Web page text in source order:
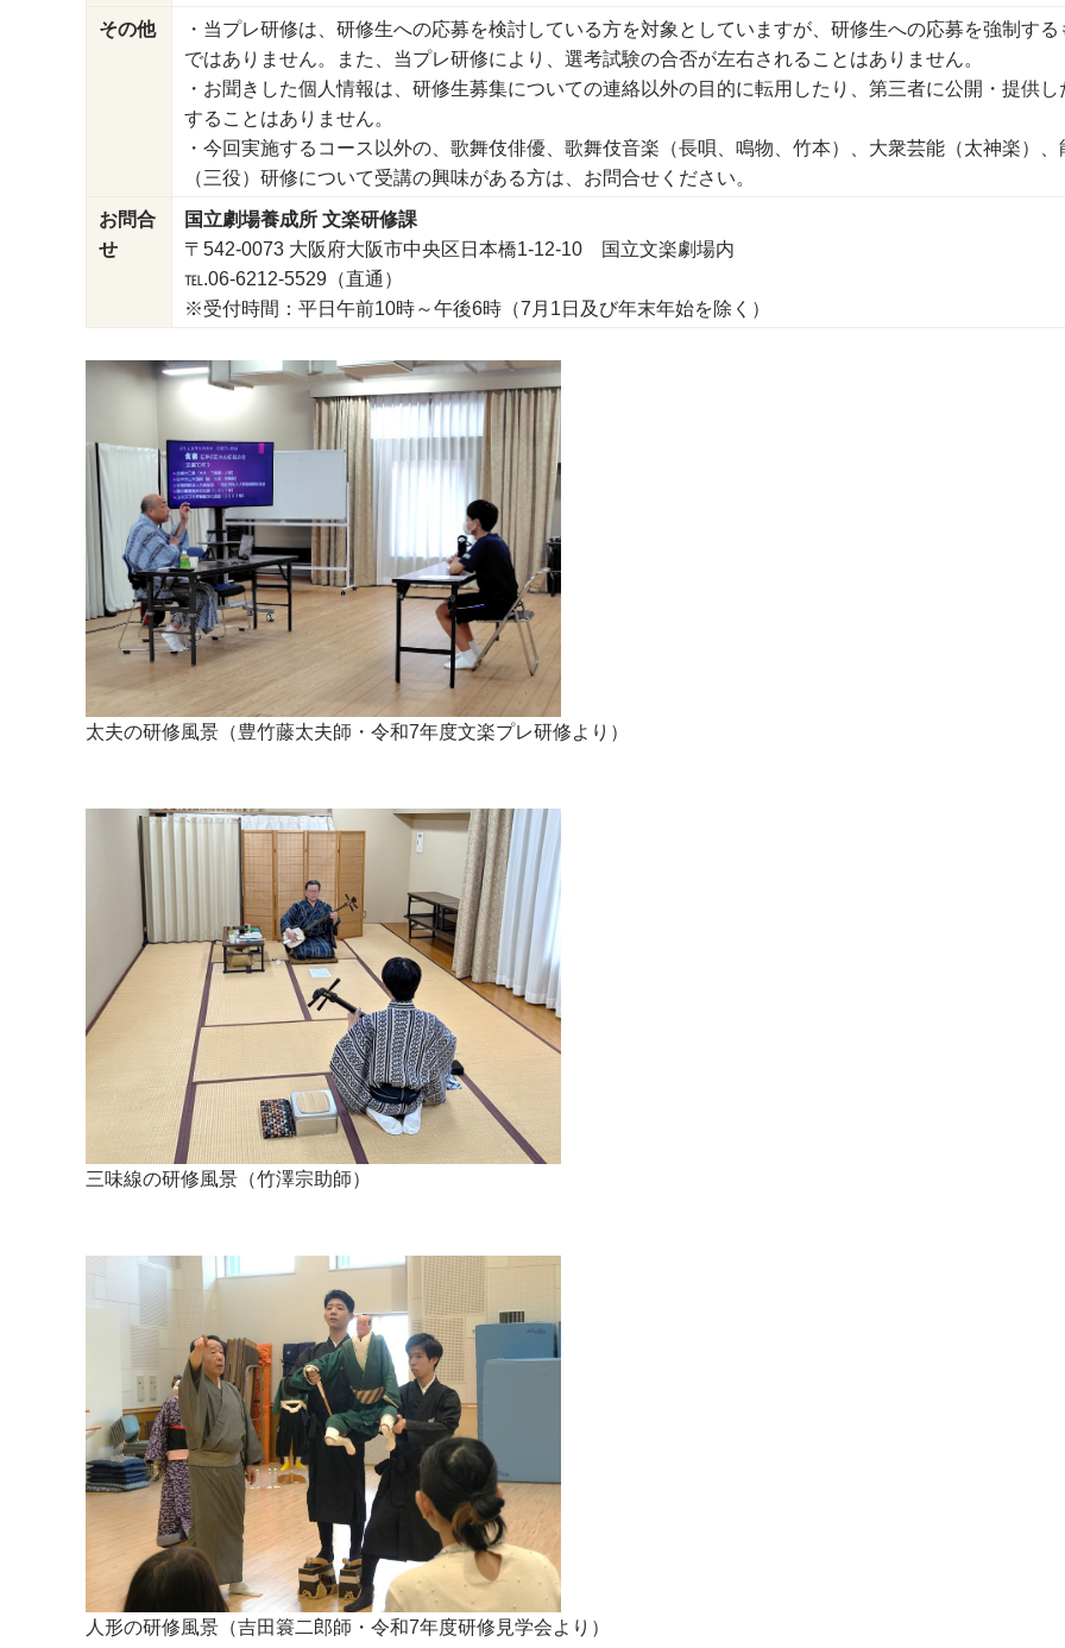
その他
・当プレ研修は、研修生への応募を検討している方を対象としていますが、研修生への応募を強制する
ではありません。また、当プレ研修により、選考試験の合否が左右されることはありません。
・お聞きした個人情報は、研修生募集についての連絡以外の目的に転用したり、第三者に公開・提供し
することはありません。
・今回実施するコース以外の、歌舞伎俳優、歌舞伎音楽（長唄、鳴物、竹本）、大衆芸能（太神楽）、
（三役）研修について受講の興味がある方は、お問合せください。
お問合
せ
国立劇場養成所 文楽研修課
〒542-0073 大阪府大阪市中央区日本橋1-12-10 国立文楽劇場内
℡.06-6212-5529（直通）
※受付時間：平日午前10時～午後6時（7月1日及び年末年始を除く）
太夫の研修風景（豊竹藤太夫師・令和7年度文楽プレ研修より）
三味線の研修風景（竹澤宗助師）
人形の研修風景（吉田簑二郎師・令和7年度研修見学会より）